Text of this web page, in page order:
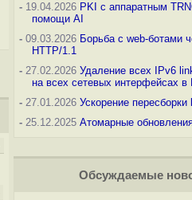
-19.04.2026 PKI с аппаратным
помощи AI
-09.03.2026 Борьба с web-ботами
HTTP/1.1
-27.02.2026 Удаление всех IPv6
на всех сетевых интерфейсах в
-27.01.2026 Ускорение пересборки
-25.12.2025 Атомарные
Обсуждаемые